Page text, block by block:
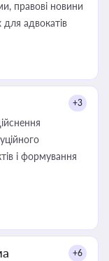
правові новини
адвокатів
+3
і формування
+6